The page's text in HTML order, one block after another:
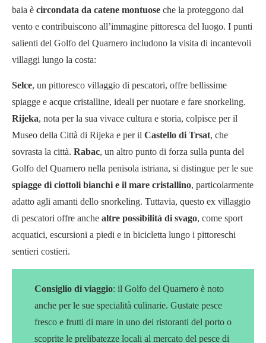
baia è circondata da catene montuose che la proteggono dal
vento e contribuiscono all’immagine pittoresca del luogo. I punti
salienti del Golfo del Quarnero includono la visita di incantevoli
villaggi lungo la costa:
Selce, un pittoresco villaggio di pescatori, offre bellissime
spiagge e acque cristalline, ideali per nuotare e fare snorkeling.
Rijeka, nota per la sua vivace cultura e storia, colpisce per il
Museo della Città di Rijeka e per il Castello di Trsat, che
sovrasta la città. Rabac, un altro punto di forza sulla punta del
Golfo del Quarnero nella penisola istriana, si distingue per le sue
spiagge di ciottoli bianchi e il mare cristallino, particolarmente
adatto agli amanti dello snorkeling. Tuttavia, questo ex villaggio
di pescatori offre anche altre possibilità di svago, come sport
acquatici, escursioni a piedi e in bicicletta lungo i pittoreschi
sentieri costieri.
Consiglio di viaggio: il Golfo del Quarnero è noto
anche per le sue specialità culinarie. Gustate pesce
fresco e frutti di mare in uno dei ristoranti del porto o
scoprite le prelibatezze locali al mercato del pesce di